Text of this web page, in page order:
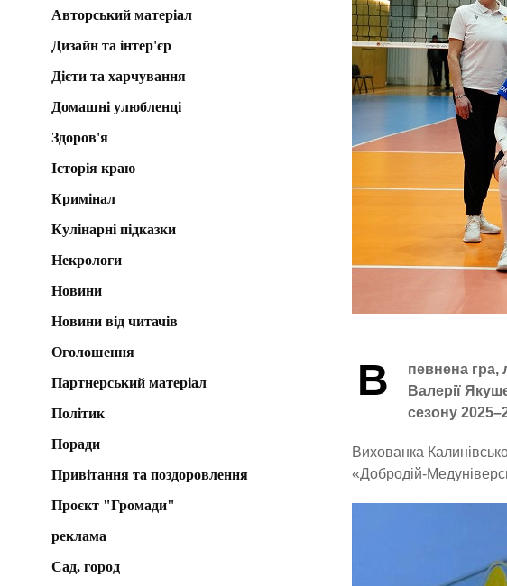
В
певнена гра,
Валерії
сезону
Вихованка
«Добродій-
Авторський матеріал
Дизайн та інтер'єр
Дієти та харчування
Домашні улюбленці
Здоров'я
Історія краю
Кримінал
Кулінарні підказки
Некрологи
Новини
Новини від читачів
Оголошення
Партнерський матеріал
Політик
Поради
Привітання та поздоровлення
Проєкт "Громади"
реклама
Сад, город